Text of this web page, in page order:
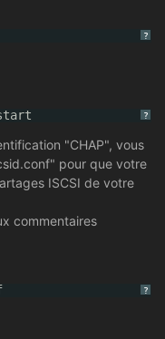
?
?
"CHAP", vous
pour que votre
ISCSI de votre
commentaires
?